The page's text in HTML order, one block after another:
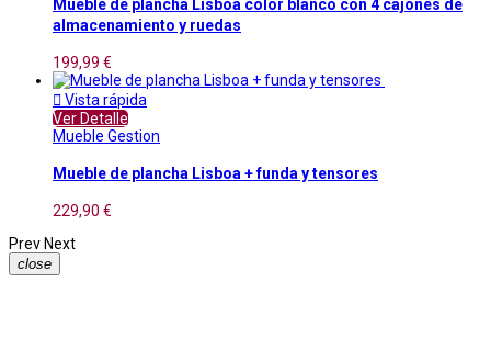
Mueble de plancha Lisboa color blanco con 4 cajones de
almacenamiento y ruedas
199,99 €
 Vista rápida
Ver Detalle
Mueble Gestion
Mueble de plancha Lisboa + funda y tensores
229,90 €
PrevNext
close